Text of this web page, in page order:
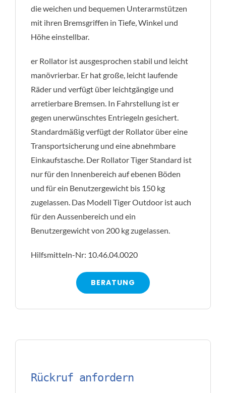
die weichen und bequemen Unterarmstützen
mit ihren Bremsgriffen in Tiefe, Winkel und
Höhe einstellbar.
er Rollator ist ausgesprochen stabil und leicht
manövrierbar. Er hat große, leicht laufende
Räder und verfügt über leichtgängige und
arretierbare Bremsen. In Fahrstellung ist er
gegen unerwünschtes Entriegeln gesichert.
Standardmäßig verfügt der Rollator über eine
Transportsicherung und eine abnehmbare
Einkaufs­tasche. Der Rollator Tiger Standard ist
nur für den Innenbereich auf ebenen Böden
und für ein Benutzer­gewicht bis 150 kg
zugelassen. Das Modell Tiger Outdoor ist auch
für den Aussenbereich und ein
Benutzergewicht von 200 kg zugelassen.
Hilfsmitteln-Nr: 10.46.04.0020
BERATUNG
Rückruf anfordern